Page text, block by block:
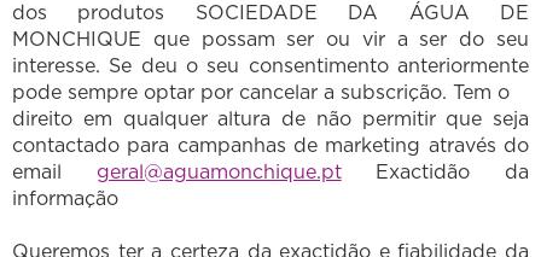
dos produtos SOCIEDADE DA ÁGUA DE
MONCHIQUE que possam ser ou vir a ser do seu
interesse. Se deu o seu consentimento anteriormente
pode sempre optar por cancelar a subscrição. Tem o
direito em qualquer altura de não permitir que seja
contactado para campanhas de marketing através do
email geral@aguamonchique.ptExactidão da
informação
Queremos ter a certeza da exactidão e fiabilidade da